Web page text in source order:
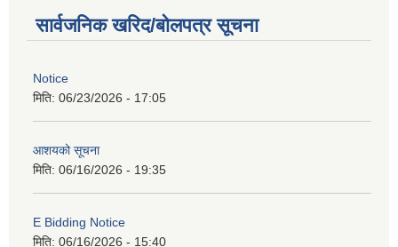
सार्वजनिक खरिद/बोलपत्र सूचना
Notice
मिति: 06/23/2026 - 17:05
आशयको सूचना
मिति: 06/16/2026 - 19:35
E Bidding Notice
मिति: 06/16/2026 - 15:40